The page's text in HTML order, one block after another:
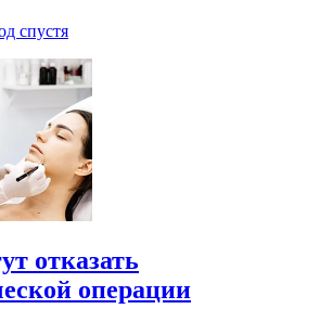
спустя
отказать
операции